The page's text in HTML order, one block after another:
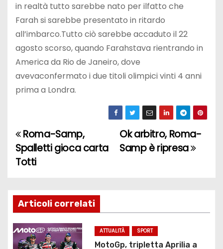
in realtà tutto sarebbe nato per ilfatto che
Farah si sarebbe presentato in ritardo
all’imbarco.Tutto ciò sarebbe accaduto il 22
agosto scorso, quando Farahstava rientrando in
America da Rio de Janeiro, dove
avevaconfermato i due titoli olimpici vinti 4 anni
prima a Londra.
N
a
i
g
a
Ok arbitro, Roma-
Samp è ripresa
Roma-Samp,
Spalletti gioca carta
Totti
Articoli correlati
ATTUALITÀ SPORT
MotoGp, tripletta Aprilia a